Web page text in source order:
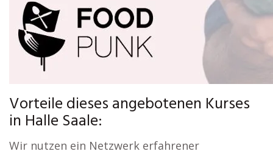
Vorteile dieses angebotenen Kurses
in Halle Saale:
Wir nutzen ein Netzwerk erfahrener